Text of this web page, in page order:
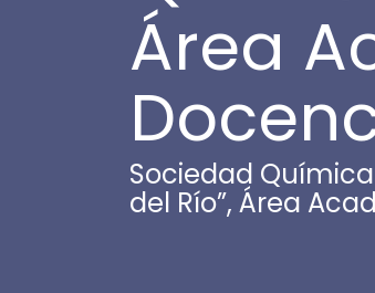
Área
Sociedad
del Río”, Área